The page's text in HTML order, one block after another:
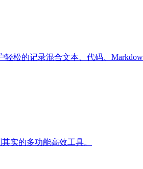
松的记录混合文本、代码、
实的多功能高效工具。